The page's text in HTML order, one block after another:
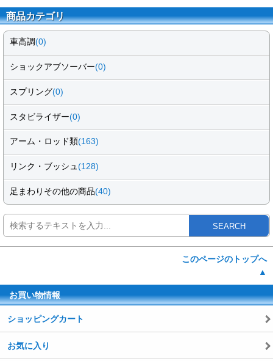
商品カテゴリ
車高調(0)
ショックアブソーバー(0)
スプリング(0)
スタビライザー(0)
アーム・ロッド類(163)
リンク・ブッシュ(128)
足まわりその他の商品(40)
SEARCH
このページのトップへ
▲
お買い物情報
ショッピングカート
お気に入り